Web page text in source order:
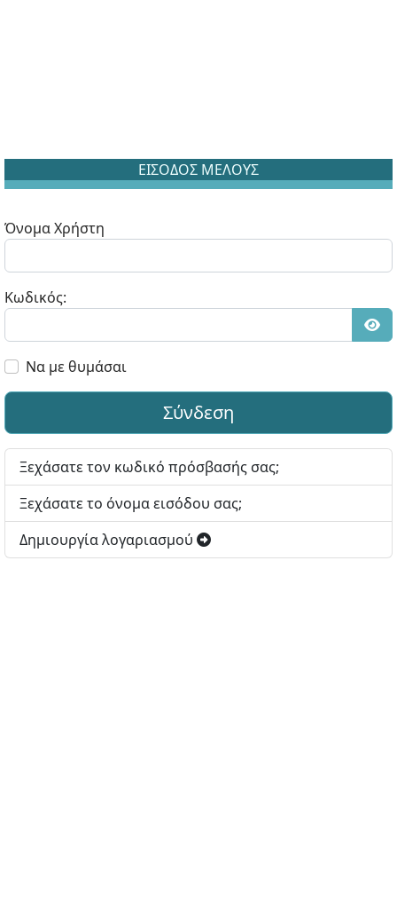
ΕΙΣΟΔΟΣ ΜΕΛΟΥΣ
Όνομα Χρήστη
Κωδικός:
Να με θυμάσαι
Σύνδεση
Ξεχάσατε τον κωδικό πρόσβασής σας;
Ξεχάσατε το όνομα εισόδου σας;
Δημιουργία λογαριασμού